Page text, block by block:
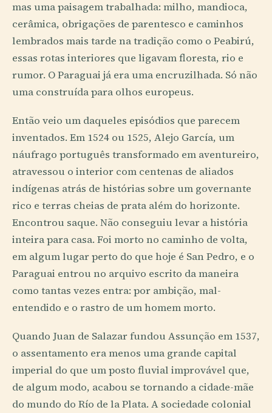
mas uma paisagem trabalhada: milho, mandioca,
cerâmica, obrigações de parentesco e caminhos
lembrados mais tarde na tradição como o Peabirú,
essas rotas interiores que ligavam floresta, rio e
rumor. O Paraguai já era uma encruzilhada. Só não
uma construída para olhos europeus.
Então veio um daqueles episódios que parecem
inventados. Em 1524 ou 1525, Alejo García, um
náufrago português transformado em aventureiro,
atravessou o interior com centenas de aliados
indígenas atrás de histórias sobre um governante
rico e terras cheias de prata além do horizonte.
Encontrou saque. Não conseguiu levar a história
inteira para casa. Foi morto no caminho de volta,
em algum lugar perto do que hoje é San Pedro, e o
Paraguai entrou no arquivo escrito da maneira
como tantas vezes entra: por ambição, mal-
entendido e o rastro de um homem morto.
Quando Juan de Salazar fundou Assunção em 1537,
o assentamento era menos uma grande capital
imperial do que um posto fluvial improvável que,
de algum modo, acabou se tornando a cidade-mãe
do mundo do Río de la Plata. A sociedade colonial